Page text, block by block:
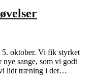
oktober. Vi fik styrket
nye sange, som vi godt
vi lidt træning i det…